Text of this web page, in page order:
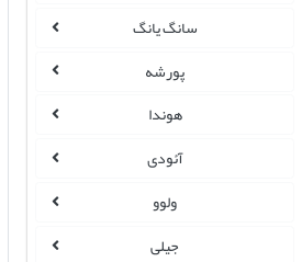
سانگ یانگ
پورشه
هوندا
آئودی
ولوو
جیلی